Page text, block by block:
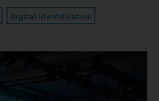
digital identification